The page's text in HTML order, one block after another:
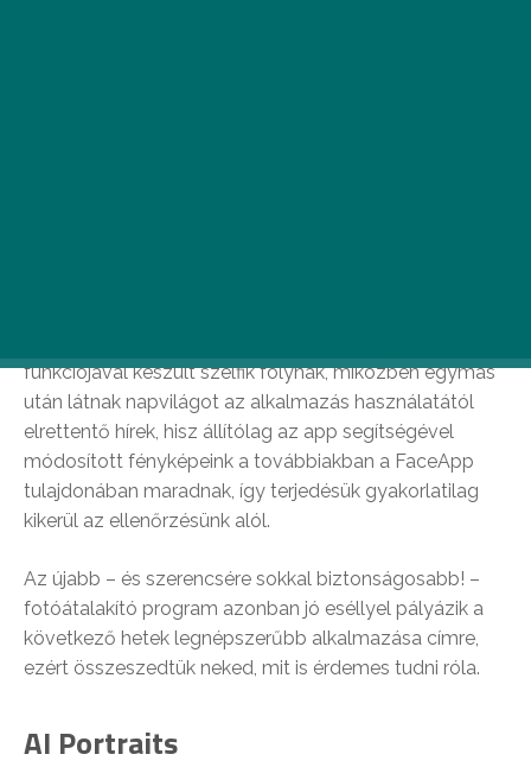
funkciójával készült szelfik folynak, miközben egymás
után látnak napvilágot az alkalmazás használatától
elrettentő hírek, hisz állítólag az app segítségével
módosított fényképeink a továbbiakban a FaceApp
tulajdonában maradnak, így terjedésük gyakorlatilag
kikerül az ellenőrzésünk alól.
Az újabb – és szerencsére sokkal biztonságosabb! –
fotóátalakító program azonban jó eséllyel pályázik a
következő hetek legnépszerűbb alkalmazása címre,
ezért összeszedtük neked, mit is érdemes tudni róla.
AI Portraits